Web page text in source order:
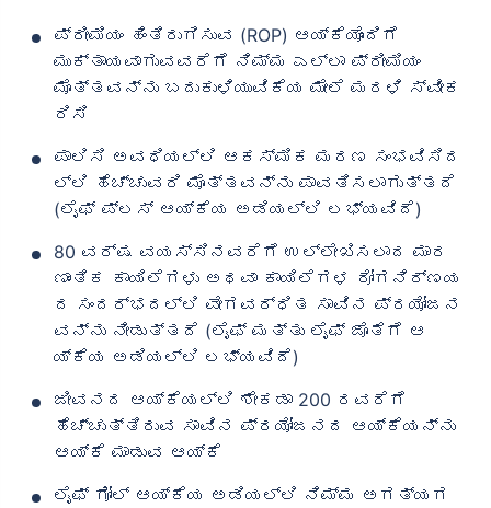
ಪ್ರೀಮಿಯಂ ಹಿಂತಿರುಗಿಸುವ (ROP) ಆಯ್ಕೆಯೊಂದಿಗೆ
ಮುಕ್ತಾಯವಾಗುವವರೆಗೆ ನಿಮ್ಮ ಎಲ್ಲಾ ಪ್ರೀಮಿಯಂ
ಮೊತ್ತವನ್ನು ಬದುಕುಳಿಯುವಿಕೆಯ ಮೇಲೆ ಮರಳಿ ಸ್ವೀಕ
ರಿಸಿ
ಪಾಲಿಸಿ ಅವಧಿಯಲ್ಲಿ ಆಕಸ್ಮಿಕ ಮರಣ ಸಂಭವಿಸಿದ
ಲ್ಲಿ ಹೆಚ್ಚುವರಿ ಮೊತ್ತವನ್ನು ಪಾವತಿಸಲಾಗುತ್ತದೆ
(ಲೈಫ್ ಪ್ಲಸ್ ಆಯ್ಕೆಯ ಅಡಿಯಲ್ಲಿ ಲಭ್ಯವಿದೆ)
80 ವರ್ಷ ವಯಸ್ಸಿನವರೆಗೆ ಉಲ್ಲೇಖಿಸಲಾದ ಮಾರ
ಣಾಂತಿಕ ಕಾಯಿಲೆಗಳು ಅಥವಾ ಕಾಯಿಲೆಗಳ ರೋಗನಿರ್ಣಯ
ದ ಸಂದರ್ಭದಲ್ಲಿ ವೇಗವರ್ಧಿತ ಸಾವಿನ ಪ್ರಯೋಜನ
ವನ್ನು ನೀಡುತ್ತದೆ (ಲೈಫ್ ಮತ್ತು ಲೈಫ್ ಜೊತೆಗೆ ಆ
ಯ್ಕೆಯ ಅಡಿಯಲ್ಲಿ ಲಭ್ಯವಿದೆ)
ಜೀವನದ ಆಯ್ಕೆಯಲ್ಲಿ ಶೇಕಡಾ 200 ರವರೆಗೆ
ಹೆಚ್ಚುತ್ತಿರುವ ಸಾವಿನ ಪ್ರಯೋಜನದ ಆಯ್ಕೆಯನ್ನು
ಆಯ್ಕೆ ಮಾಡುವ ಆಯ್ಕೆ
ಲೈಫ್ ಗೋಲ್ ಆಯ್ಕೆಯ ಅಡಿಯಲ್ಲಿ ನಿಮ್ಮ ಅಗತ್ಯಗ